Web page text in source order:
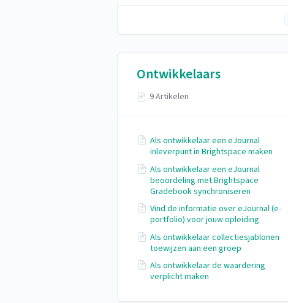
Ontwikkelaars
9 Artikelen
Als ontwikkelaar een eJournal
inleverpunt in Brightspace maken
Als ontwikkelaar een eJournal
beoordeling met Brightspace
Gradebook synchroniseren
Vind de informatie over eJournal (e-
portfolio) voor jouw opleiding
Als ontwikkelaar collectiesjablonen
toewijzen aan een groep
Als ontwikkelaar de waardering
verplicht maken